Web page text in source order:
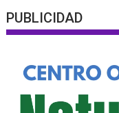
PUBLICIDAD